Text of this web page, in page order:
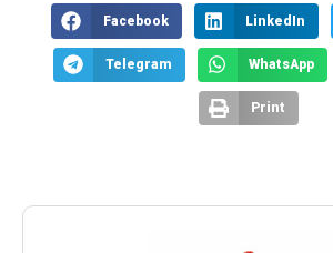
Facebook LinkedIn
Telegram WhatsApp
Print